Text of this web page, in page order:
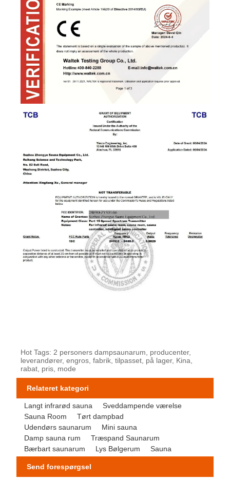
Hot Tags: 2 personers dampsaunarum, producenter,
leverandører, engros, fabrik, tilpasset, på lager, Kina,
rabat, pris, mode
Relateret kategori
Langt infrarød sauna
Sveddampende værelse
Sauna Room
Tørt dampbad
Udendørs saunarum
Mini sauna
Damp sauna rum
Træspand Saunarum
Bærbart saunarum
Lys Bølgerum Sauna
Send forespørgsel